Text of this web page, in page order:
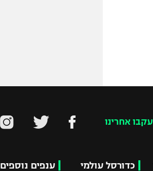
עקבו אחרינו
כדורסל עולמי ענפים נוספים